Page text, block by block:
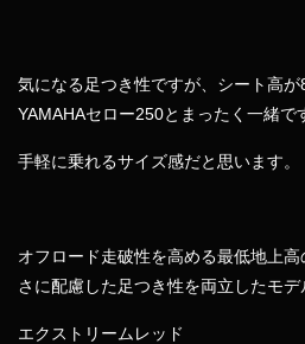
気になる足つき性ですが、シート高
YAMAHAセロー250とまったく一緒で
手軽に乗れるサイズ感だと思います。
オフロード走破性を高める最低地上
さに配慮した足つき性を両立したモデ
エクストリームレッド